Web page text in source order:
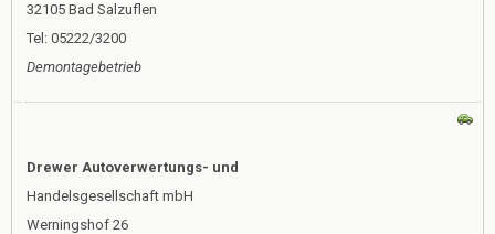
32105 Bad Salzuflen
Tel: 05222/3200
Demontagebetrieb
Drewer Autoverwertungs- und
Handelsgesellschaft mbH
Werningshof 26